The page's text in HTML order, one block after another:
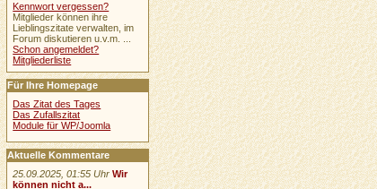
Kennwort vergessen?
Mitglieder können ihre
Lieblingszitate verwalten, im
Forum diskutieren u.v.m. ...
Schon angemeldet?
Mitgliederliste
Für Ihre Homepage
Das Zitat des Tages
Das Zufallszitat
Module für WP/Joomla
Aktuelle Kommentare
25.09.2025, 01:55 Uhr Wir
können nicht a...